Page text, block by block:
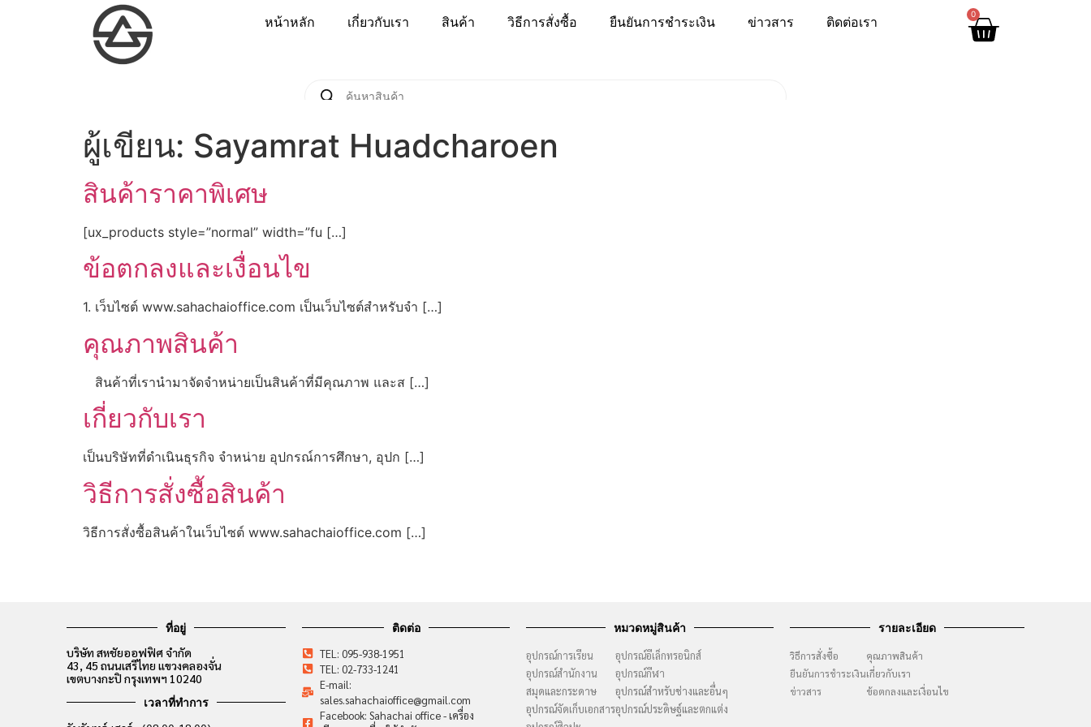
หน้าหลัก เกี่ยวกับเรา สินค้า วิธีการสั่งซื้อ ยืนยันการชำระเงิน ข่าวสาร ติดต่อเรา
0
ผู้เขียน: Sayamrat Huadcharoen
สินค้าราคาพิเศษ
[ux_products style=”normal” width=”fu […]
ข้อตกลงและเงื่อนไข
1. เว็บไซต์ www.sahachaioffice.com เป็นเว็บไซต์สำหรับจำ […]
คุณภาพสินค้า
สินค้าที่เรานำมาจัดจำหน่ายเป็นสินค้าที่มีคุณภาพ และส […]
เกี่ยวกับเรา
เป็นบริษัทที่ดำเนินธุรกิจ จำหน่าย อุปกรณ์การศึกษา, อุปก […]
วิธีการสั่งซื้อสินค้า
วิธีการสั่งซื้อสินค้าในเว็บไซต์ www.sahachaioffice.com […]
ที่อยู่
บริษัท สหชัยออฟฟิศ จำกัด
43, 45 ถนนเสรีไทย แขวงคลองจั่น
เขตบางกะปิ กรุงเทพฯ 10240
เวลาที่ทำการ
ติดต่อ
TEL: 095-938-1951
TEL: 02-733-1241
E-mail:
sales.sahachaioffice@gmail.com
Facebook: Sahachai office - เครื่อง
หมวดหมู่สินค้า
อุปกรณ์การเรียน
อุปกรณ์สำนักงาน
สมุดและกระดาษ
อุปกรณ์จัดเก็บเอกสาร
อุปกรณ์อีเล็กทรอนิกส์
อุปกรณ์กีฬา
อุปกรณ์สำหรับช่างและอื่นๆ
อุปกรณ์ประดิษฐ์และตกแต่ง
รายละเอียด
วิธีการสั่งซื้อ
ยืนยันการชำระเงิน
ข่าวสาร
คุณภาพสินค้า
เกี่ยวกับเรา
ข้อตกลงและเงื่อนไข